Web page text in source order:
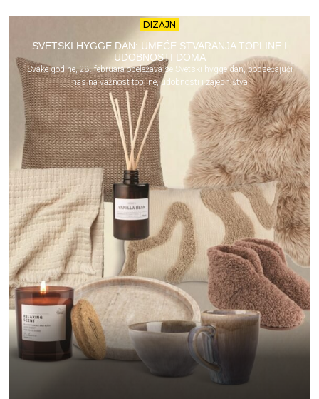
DIZAJN
SVETSKI HYGGE DAN: UMEĆE STVARANJA TOPLINE I
UDOBNOSTI DOMA
Svake godine, 28. februara obeležava se Svetski hygge dan, podsećajući
nas na važnost topline, udobnosti i zajedništva